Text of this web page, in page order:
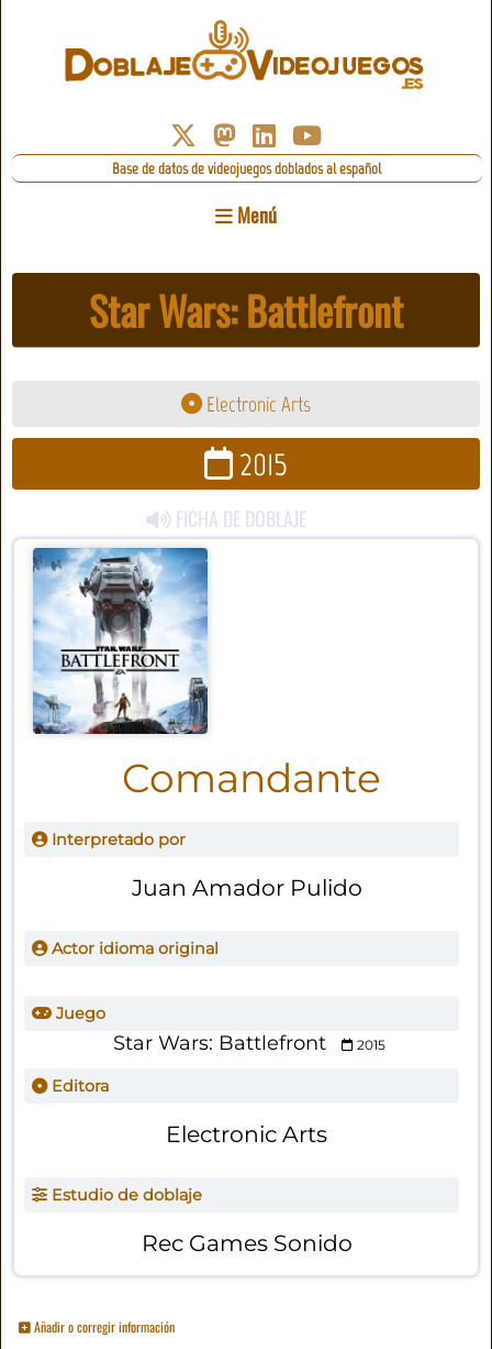
Base de datos de videojuegos doblados al español
Menú
Star Wars: Battlefront
Electronic Arts
2015
FICHA DE DOBLAJE
Comandante
Interpretado por
Juan Amador Pulido
Actor idioma original
Juego
Star Wars: Battlefront 2015
Editora
Electronic Arts
Estudio de doblaje
Rec Games Sonido
Añadir o corregir información